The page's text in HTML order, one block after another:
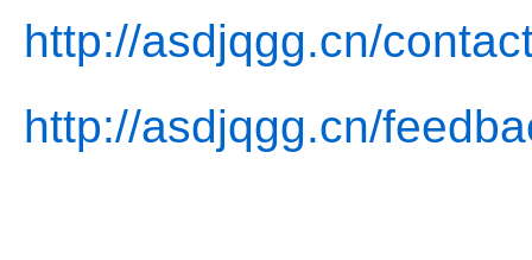
http://asdjqgg.cn/
http://asdjqgg.cn/